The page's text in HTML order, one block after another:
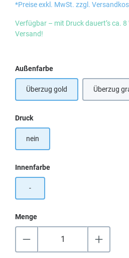
*Preise exkl. MwSt. zzgl.
Verfügbar – mit Druck dauert’s ca.
Versand!
Außenfarbeauswählen
Überzug gold Überzug
Druckauswählen
nein
Innenfarbeauswählen
-
Menge